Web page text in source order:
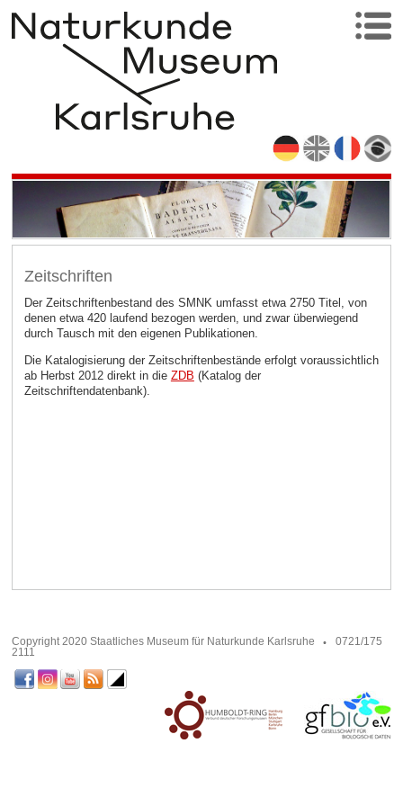
Zeitschriften
Der Zeitschriftenbestand des SMNK umfasst etwa 2750 Titel, von
denen etwa 420 laufend bezogen werden, und zwar überwiegend
durch Tausch mit den eigenen Publikationen.
Die Katalogisierung der Zeitschriftenbestände erfolgt voraussichtlich
ab Herbst 2012 direkt in die ZDB (Katalog der
Zeitschriftendatenbank).
Copyright 2020 Staatliches Museum für Naturkunde Karlsruhe
0721/175
2111